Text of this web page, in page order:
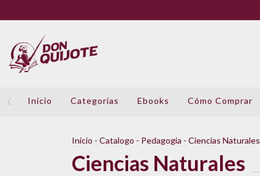
Inicio Categorías Ebooks Cómo Comprar
Inicio - Catalogo - Pedagogia - Ciencias Naturales
Ciencias Naturales